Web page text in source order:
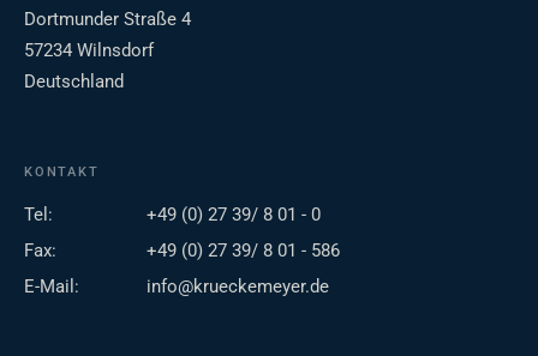
Dortmunder Straße 4
57234 Wilnsdorf
Deutschland
KONTAKT
Tel:
+49 (0) 27 39/ 8 01 - 0
Fax:
+49 (0) 27 39/ 8 01 - 586
E-Mail:
info@krueckemeyer.de